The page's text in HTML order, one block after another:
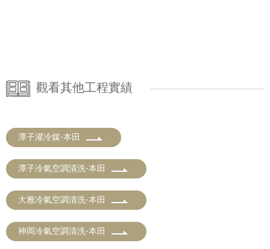
觀看其他工程實績
潭子灌冷媒-本田
潭子冷氣空調清洗-本田
大雅冷氣空調清洗-本田
神岡冷氣空調清洗-本田